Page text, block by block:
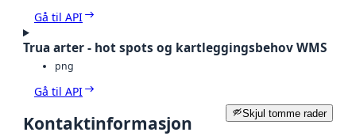
Gå til API
Trua arter - hot spots og kartleggingsbehov WMS
png
Gå til API
Skjul tomme rader
Kontaktinformasjon